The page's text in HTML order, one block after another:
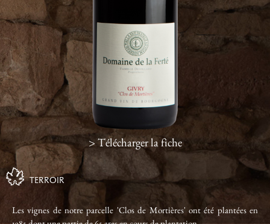
> Télécharger la fiche
TERROIR
Les vignes de notre parcelle 'Clos de Mortières' ont été plantées en